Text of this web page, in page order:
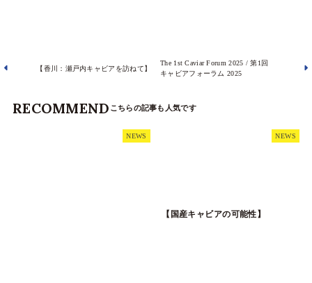
【香川：瀬戸内キャビアを訪ねて】
The 1st Caviar Forum 2025 / 第1回
キャビアフォーラム 2025
RECOMMEND
NEWS NEWS
【国産キャビアの可能性】